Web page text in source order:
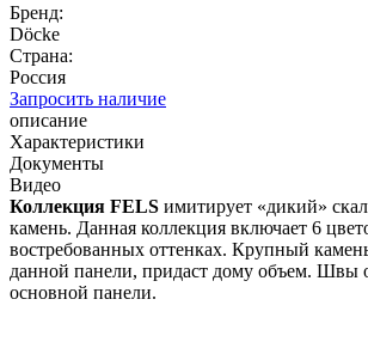
Бренд:
Döcke
Страна:
Россия
Запросить наличие
описание
Характеристики
Документы
Видео
Коллекция FELS имитирует «дикий»
камень. Данная коллекция включает 6
востребованных оттенках. Крупный
данной панели, придаст дому объем. Швы
основной панели.